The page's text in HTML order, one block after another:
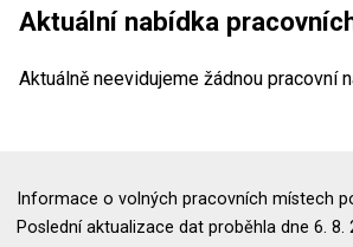
Aktuální nabídka
Aktuálně neevidujeme žádnou pracovní
Informace o volných pracovních místech
Poslední aktualizace dat proběhla dne 6. 8.